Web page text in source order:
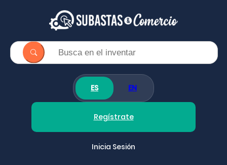
ES EN
Regístrate
Inicia Sesión